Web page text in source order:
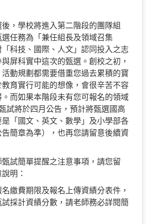
，學校將進入第二階段的團隊組
任務為「兼任組長及領域召集
「科技、國際、人文」認同投入之志
與屏科實中這次的甄選。創校之初，
動規劃都需要借重您過去累積的寶
育實行可能的想像，會很辛苦不容
而如果本階段未有您可報名的領域
試將於四月公告，預計將甄選國高
「國文、英文、數學」及小學部各
簡章為準），也再您請留意後續資
試簡單提醒之注意事項，請您留
明：
繳費期限及報名上傳資績分表件，
採計資績分數，請老師務必詳閱簡